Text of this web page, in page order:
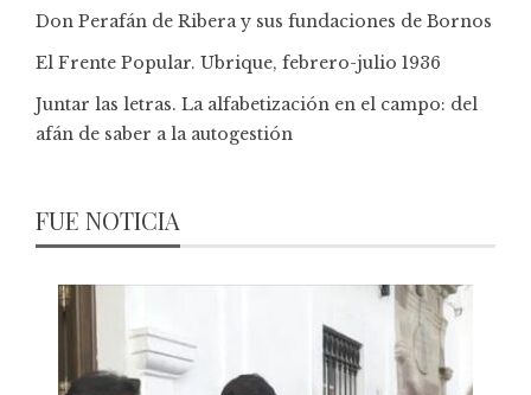
Don Perafán de Ribera y sus fundaciones de Bornos
El Frente Popular. Ubrique, febrero-julio 1936
Juntar las letras. La alfabetización en el campo: del
afán de saber a la autogestión
FUE NOTICIA